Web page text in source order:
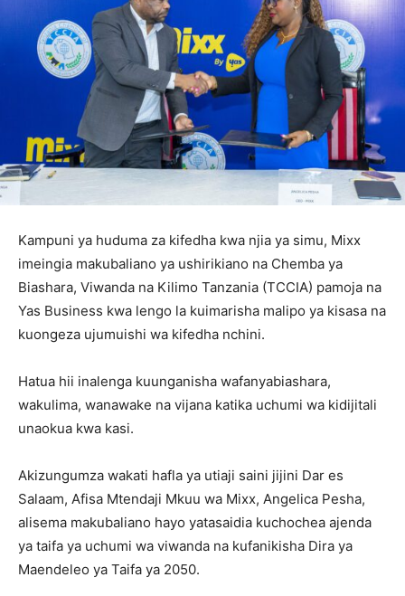
Kampuni ya huduma za kifedha kwa njia ya simu, Mixx
imeingia makubaliano ya ushirikiano na Chemba ya
Biashara, Viwanda na Kilimo Tanzania (TCCIA) pamoja na
Yas Business kwa lengo la kuimarisha malipo ya kisasa na
kuongeza ujumuishi wa kifedha nchini.
Hatua hii inalenga kuunganisha wafanyabiashara,
wakulima, wanawake na vijana katika uchumi wa kidijitali
unaokua kwa kasi.
Akizungumza wakati hafla ya utiaji saini jijini Dar es
Salaam, Afisa Mtendaji Mkuu wa Mixx, Angelica Pesha,
alisema makubaliano hayo yatasaidia kuchochea ajenda
ya taifa ya uchumi wa viwanda na kufanikisha Dira ya
Maendeleo ya Taifa ya 2050.